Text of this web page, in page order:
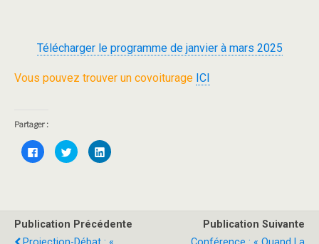
Télécharger le programme de janvier à mars 2025
Vous pouvez trouver un covoiturage ICI
Partager :
C
l
u
C
l
o
u
C
l
o
u
Publication Précédente
Publication Suivante